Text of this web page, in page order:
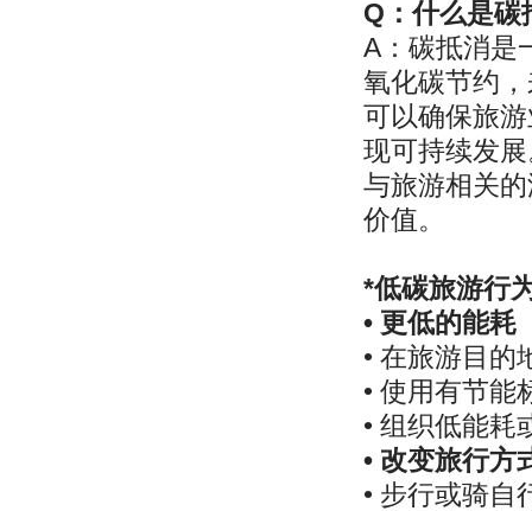
Q：什么是碳
A：碳抵消是
氧化碳节约
可以确保旅
现可持续发
与旅游相关
价值。
*低碳旅游行
• 更低的能耗
• 在旅游目的
• 使用有节能
• 组织低能耗
• 改变旅行方
• 步行或骑自